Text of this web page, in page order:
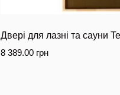
Двері для лазні та сауни
8 389.00 грн